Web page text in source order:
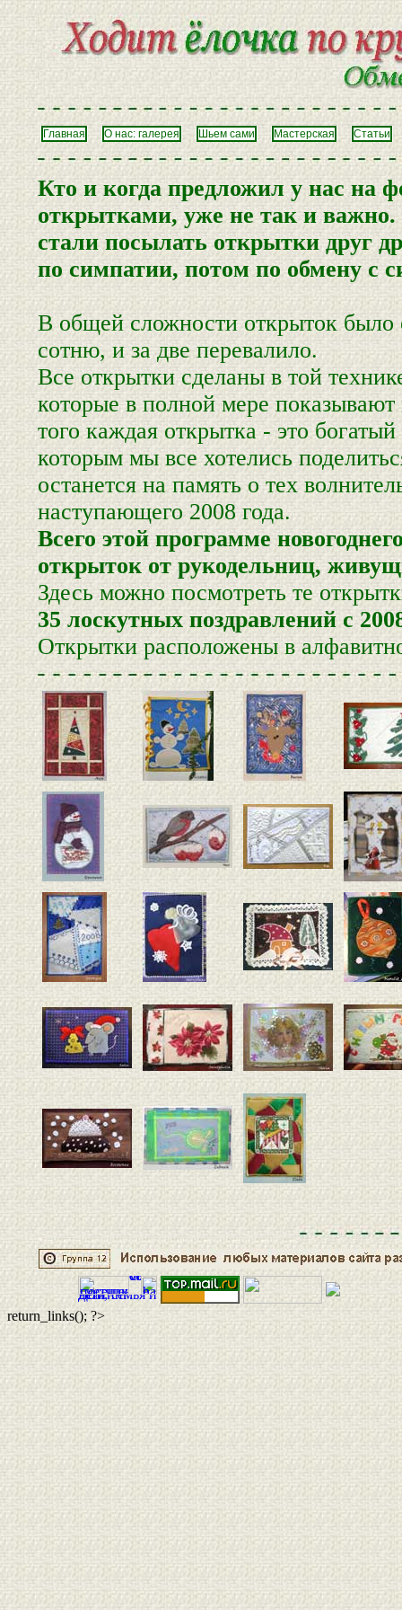
Главная О нас: галерея Шьем сами Мастерская Статьи
Кто и когда предложил у нас на
открытками, уже не так и важно.
стали посылать открытки друг
по симпатии, потом по обмену с
В общей сложности открыток было
сотню, и за две перевалило.
Все открытки сделаны в той
которые в полной мере
того каждая открытка - это
которым мы все хотелись
останется на память о тех
наступающего 2008 года.
Всего этой программе
открыток от рукодельниц,
Здесь можно посмотреть те
35 лоскутных поздравлений с
Открытки расположены в
return_links(); ?>